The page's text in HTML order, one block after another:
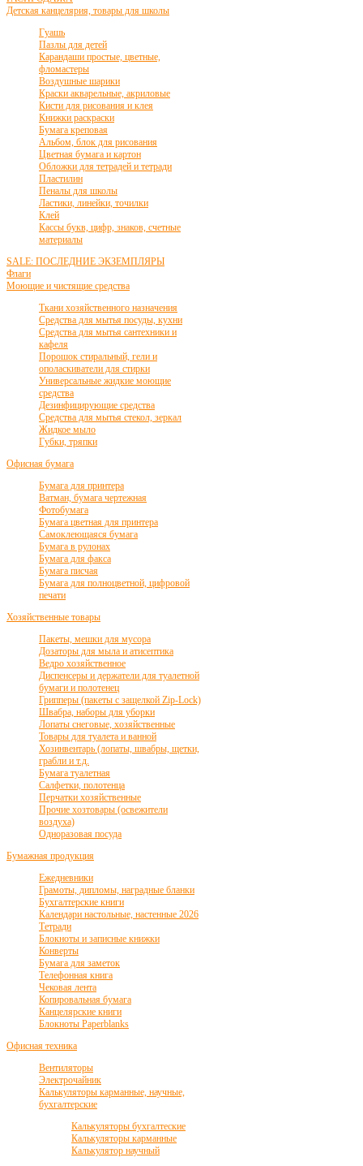
Детская канцелярия, товары для школы
Гуашь
Пазлы для детей
Карандаши простые, цветные,
фломастеры
Воздушные шарики
Краски акварельные, акриловые
Кисти для рисования и клея
Книжки раскраски
Бумага креповая
Альбом, блок для рисования
Цветная бумага и картон
Обложки для тетрадей и тетради
Пластилин
Пеналы для школы
Ластики, линейки, точилки
Клей
Кассы букв, цифр, знаков, счетные
материалы
SALE: ПОСЛЕДНИЕ ЭКЗЕМПЛЯРЫ
Флаги
Моющие и чистящие средства
Ткани хозяйственного назначения
Средства для мытья посуды, кухни
Средства для мытья сантехники и
кафеля
Порошок стиральный, гели и
ополаскиватели для стирки
Универсальные жидкие моющие
средства
Дезинфицирующие средства
Средства для мытья стекол, зеркал
Жидкое мыло
Губки, тряпки
Офисная бумага
Бумага для принтера
Ватман, бумага чертежная
Фотобумага
Бумага цветная для принтера
Самоклеющаяся бумага
Бумага в рулонах
Бумага для факса
Бумага писчая
Бумага для полноцветной, цифровой
печати
Хозяйственные товары
Пакеты, мешки для мусора
Дозаторы для мыла и атисептика
Ведро хозяйственное
Диспенсеры и держатели для туалетной
бумаги и полотенец
Грипперы (пакеты с защелкой Zip-Lock)
Швабра, наборы для уборки
Лопаты снеговые, хозяйственные
Товары для туалета и ванной
Хозинвентарь (лопаты, швабры, щетки,
грабли и т.д.
Бумага туалетная
Салфетки, полотенца
Перчатки хозяйственные
Прочие хозтовары (освежители
воздуха)
Одноразовая посуда
Бумажная продукция
Ежедневники
Грамоты, дипломы, наградные бланки
Бухгалтерские книги
Календари настольные, настенные 2026
Тетради
Блокноты и записные книжки
Конверты
Бумага для заметок
Телефонная книга
Чековая лента
Копировальная бумага
Канцелярские книги
Блокноты Paperblanks
Офисная техника
Вентиляторы
Электрочайник
Калькуляторы карманные, научные,
бухгалтерские
Калькуляторы бухгалтеские
Калькуляторы карманные
Калькулятор научный